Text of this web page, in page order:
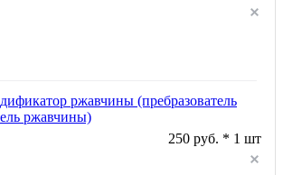
ржавчины (пребразователь
ржавчины)
250 руб. * 1 шт